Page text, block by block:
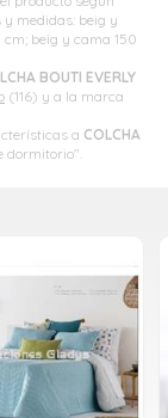
y medidas: beig y
beig y cama 150
BOUTI EVERLY
(116) y a la marca
a COLCHA
dormitorio".